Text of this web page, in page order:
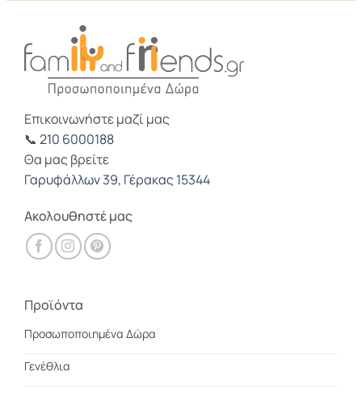
Επικοινωνήστε μαζί μας
📞 210 6000188
Θα μας βρείτε
Γαρυφάλλων 39, Γέρακας 15344
Ακολουθηστέ μας
Προϊόντα
Προσωποποιημένα Δώρα
Γενέθλια